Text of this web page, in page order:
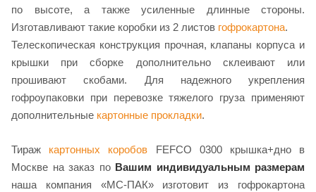
по высоте, а также усиленные длинные стороны.
Изготавливают такие коробки из 2 листов гофрокартона.
Телескопическая конструкция прочная, клапаны корпуса и
крышки при сборке дополнительно склеивают или
прошивают скобами. Для надежного укрепления
гофроупаковки при перевозке тяжелого груза применяют
дополнительные картонные прокладки.
Тираж картонных коробов FEFCO 0300 крышка+дно в
Москве на заказ по Вашим индивидуальным размерам
наша компания «МС-ПАК» изготовит из гофрокартона